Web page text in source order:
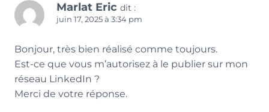
Marlat Eric dit :
juin 17, 2025 à 3:34 pm
Bonjour, très bien réalisé comme toujours.
Est-ce que vous m’autorisez à le publier sur mon
réseau LinkedIn ?
Merci de votre réponse.